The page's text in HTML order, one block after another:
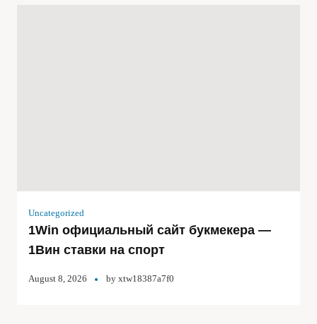
Uncategorized
1Win официальный сайт букмекера —
1Вин ставки на спорт
August 8, 2026 by xtw18387a7f0